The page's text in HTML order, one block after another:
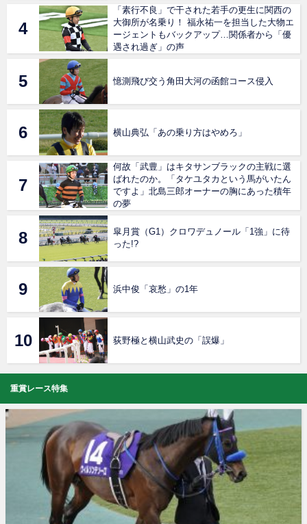
「素行不良」で干された若手の更生に関西の
大御所が名乗り！ 福永祐一を担当した大物エ
ージェントもバックアップ…関係者から「優
遇され過ぎ」の声
憶測飛び交う角田大河の函館コース侵入
横山典弘「あの乗り方はやめろ」
何故「武豊」はキタサンブラックの主戦に選
ばれたのか。「タケユタカという馬がいたん
ですよ」北島三郎オーナーの胸にあった積年
の夢
皐月賞（G1）クロワデュノール「1強」に待
った!?
浜中俊「哀愁」の1年
荻野極と横山武史の「誤爆」
重賞レース特集